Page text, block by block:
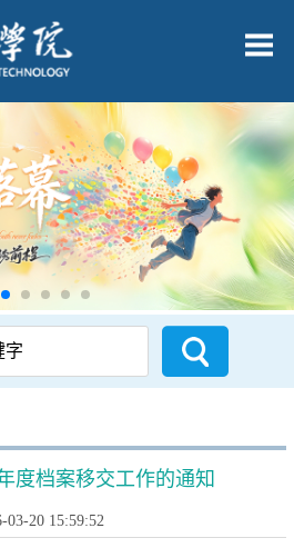
度档案移交工作的通知
03-20 15:59:52